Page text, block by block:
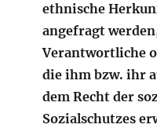
ethnische
angefragt
Verantwortliche
die ihm bzw. ihr
dem Recht der
Sozialschutzes